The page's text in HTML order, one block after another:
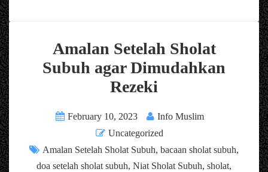
Amalan Setelah Sholat
Subuh agar Dimudahkan
Rezeki
February 10, 2023
Info Muslim
Uncategorized
Amalan Setelah Sholat Subuh, bacaan sholat subuh,
doa setelah sholat subuh, Niat Sholat Subuh, sholat,